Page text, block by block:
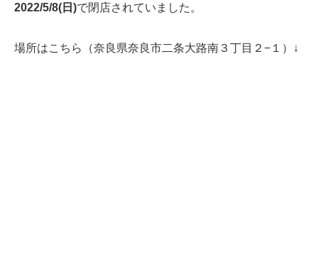
2022/5/8(日)で閉店されていました。
場所はこちら（奈良県奈良市二条大路南３丁目２−１）↓